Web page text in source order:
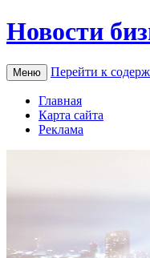
Новости
Меню Перейти к
Главная
Карта сайта
Реклама